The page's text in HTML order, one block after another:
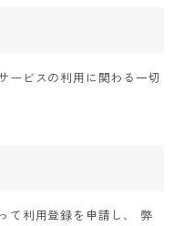
ービスの利用に関わる一切
利用登録を申請し、
弊